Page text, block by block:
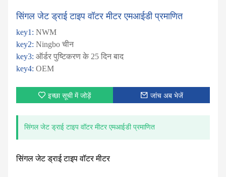
सिंगल जेट ड्राई टाइप वॉटर मीटर एमआईडी प्रमाणित
key1: NWM
key2: Ningbo चीन
key3: ऑर्डर पुष्टिकरण के 25 दिन बाद
key4: OEM
इच्छा सूची में जोड़ें जांच अब भेजें
सिंगल जेट ड्राई टाइप वॉटर मीटर एमआईडी प्रमाणित
सिंगल जेट ड्राई टाइप वॉटर मीटर